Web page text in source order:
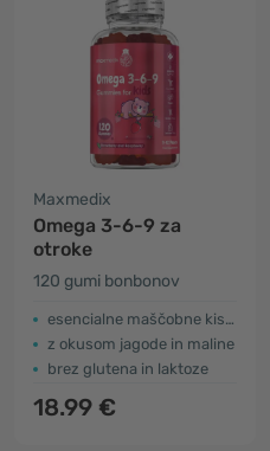
Maxmedix
Omega 3-6-9 za
otroke
120 gumi bonbonov
esencialne maščobne kisline
z okusom jagode in maline
brez glutena in laktoze
18.99 €